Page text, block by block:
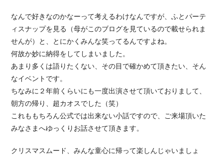
なんで好きなのかなーって考えるわけなんですが、ふとパーテ
ィスナップを見る（母がこのブログを見ているので載せられま
せんが）と、とにかくみんな笑ってるんですよね。
何故か妙に納得をしてしまいました。
あまり多くは語りたくない、その目で確かめて頂きたい、そん
なイベントです。
ちなみに２年前くらいにも一度出演させて頂いておりまして、
朝方の帰り、超カオスでした（笑）
これももちろん公式では出来ない小話ですので、ご来場頂いた
みなさまへゆっくりお話させて頂きます。
クリスマスムード、みんな童心に帰って楽しんじゃいましょ